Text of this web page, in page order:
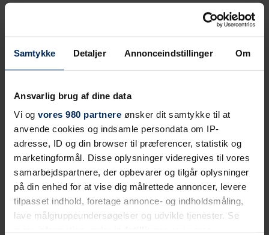
Samtykke Detaljer Annonceindstillinger Om
Ansvarlig brug af dine data
Vi og vores 980 partnere ønsker dit samtykke til at
anvende cookies og indsamle persondata om IP-
adresse, ID og din browser til præferencer, statistik og
marketingformål. Disse oplysninger videregives til vores
samarbejdspartnere, der opbevarer og tilgår oplysninger
på din enhed for at vise dig målrettede annoncer, levere
tilpasset indhold, foretage annonce- og indholdsmåling,
lave målgruppeundersøgelser og udvikle tjenester. Se